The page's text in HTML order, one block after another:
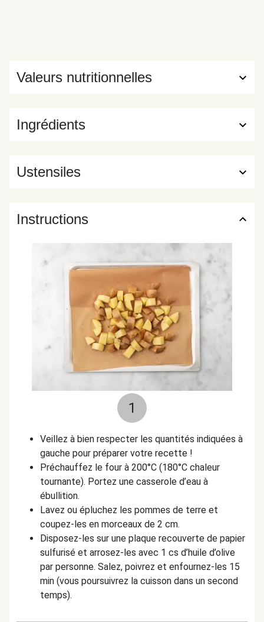
Ingrédients
Valeurs nutritionnelles
Ustensiles
Instructions
1
Veillez à bien respecter les quantités indiquées à
gauche pour préparer votre recette !
Préchauffez le four à 200°C (180°C chaleur
tournante). Portez une casserole d’eau à
ébullition.
Lavez ou épluchez les pommes de terre et
coupez-les en morceaux de 2 cm.
Disposez-les sur une plaque recouverte de papier
sulfurisé et arrosez-les avec 1 cs d’huile d’olive
par personne. Salez, poivrez et enfournez-les 15
min (vous poursuivrez la cuisson dans un second
temps).